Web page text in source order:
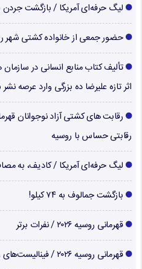
لیگ حرفه‌ای آمریکا / بازگشت جردن
حضور جمعی از خانواده کشتی شهر
تألیف کتاب منابع انسانی در
اثر تازه علیرضا ده بزرگی وارد عرصه
رقابت های کشتی آزاد نوجوانان
رقابتی حساس با روسیه
لیگ حرفه‌ای آمریکا / کادیف، به
بازگشت جمالوف به ۷۴ کیلو!
قهرمانی روسیه ۲۰۲۶ / نفرات برتر
قهرمانی روسیه ۲۰۲۶ / فینالیست‌های روز دوم